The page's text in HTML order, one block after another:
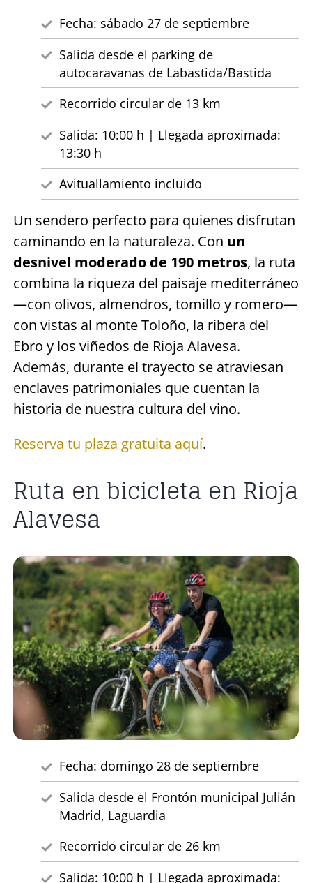
Fecha: sábado 27 de septiembre
Salida desde el parking de
autocaravanas de Labastida/Bastida
Recorrido circular de 13 km
Salida: 10:00 h | Llegada aproximada:
13:30 h
Avituallamiento incluido
Un sendero perfecto para quienes disfrutan
caminando en la naturaleza. Con un
desnivel moderado de 190 metros, la ruta
combina la riqueza del paisaje mediterráneo
—con olivos, almendros, tomillo y romero—
con vistas al monte Toloño, la ribera del
Ebro y los viñedos de Rioja Alavesa.
Además, durante el trayecto se atraviesan
enclaves patrimoniales que cuentan la
historia de nuestra cultura del vino.
Reserva tu plaza gratuita aquí.
Ruta en bicicleta en Rioja
Alavesa
Fecha: domingo 28 de septiembre
Salida desde el Frontón municipal Julián
Madrid, Laguardia
Recorrido circular de 26 km
Salida: 10:00 h | Llegada aproximada: